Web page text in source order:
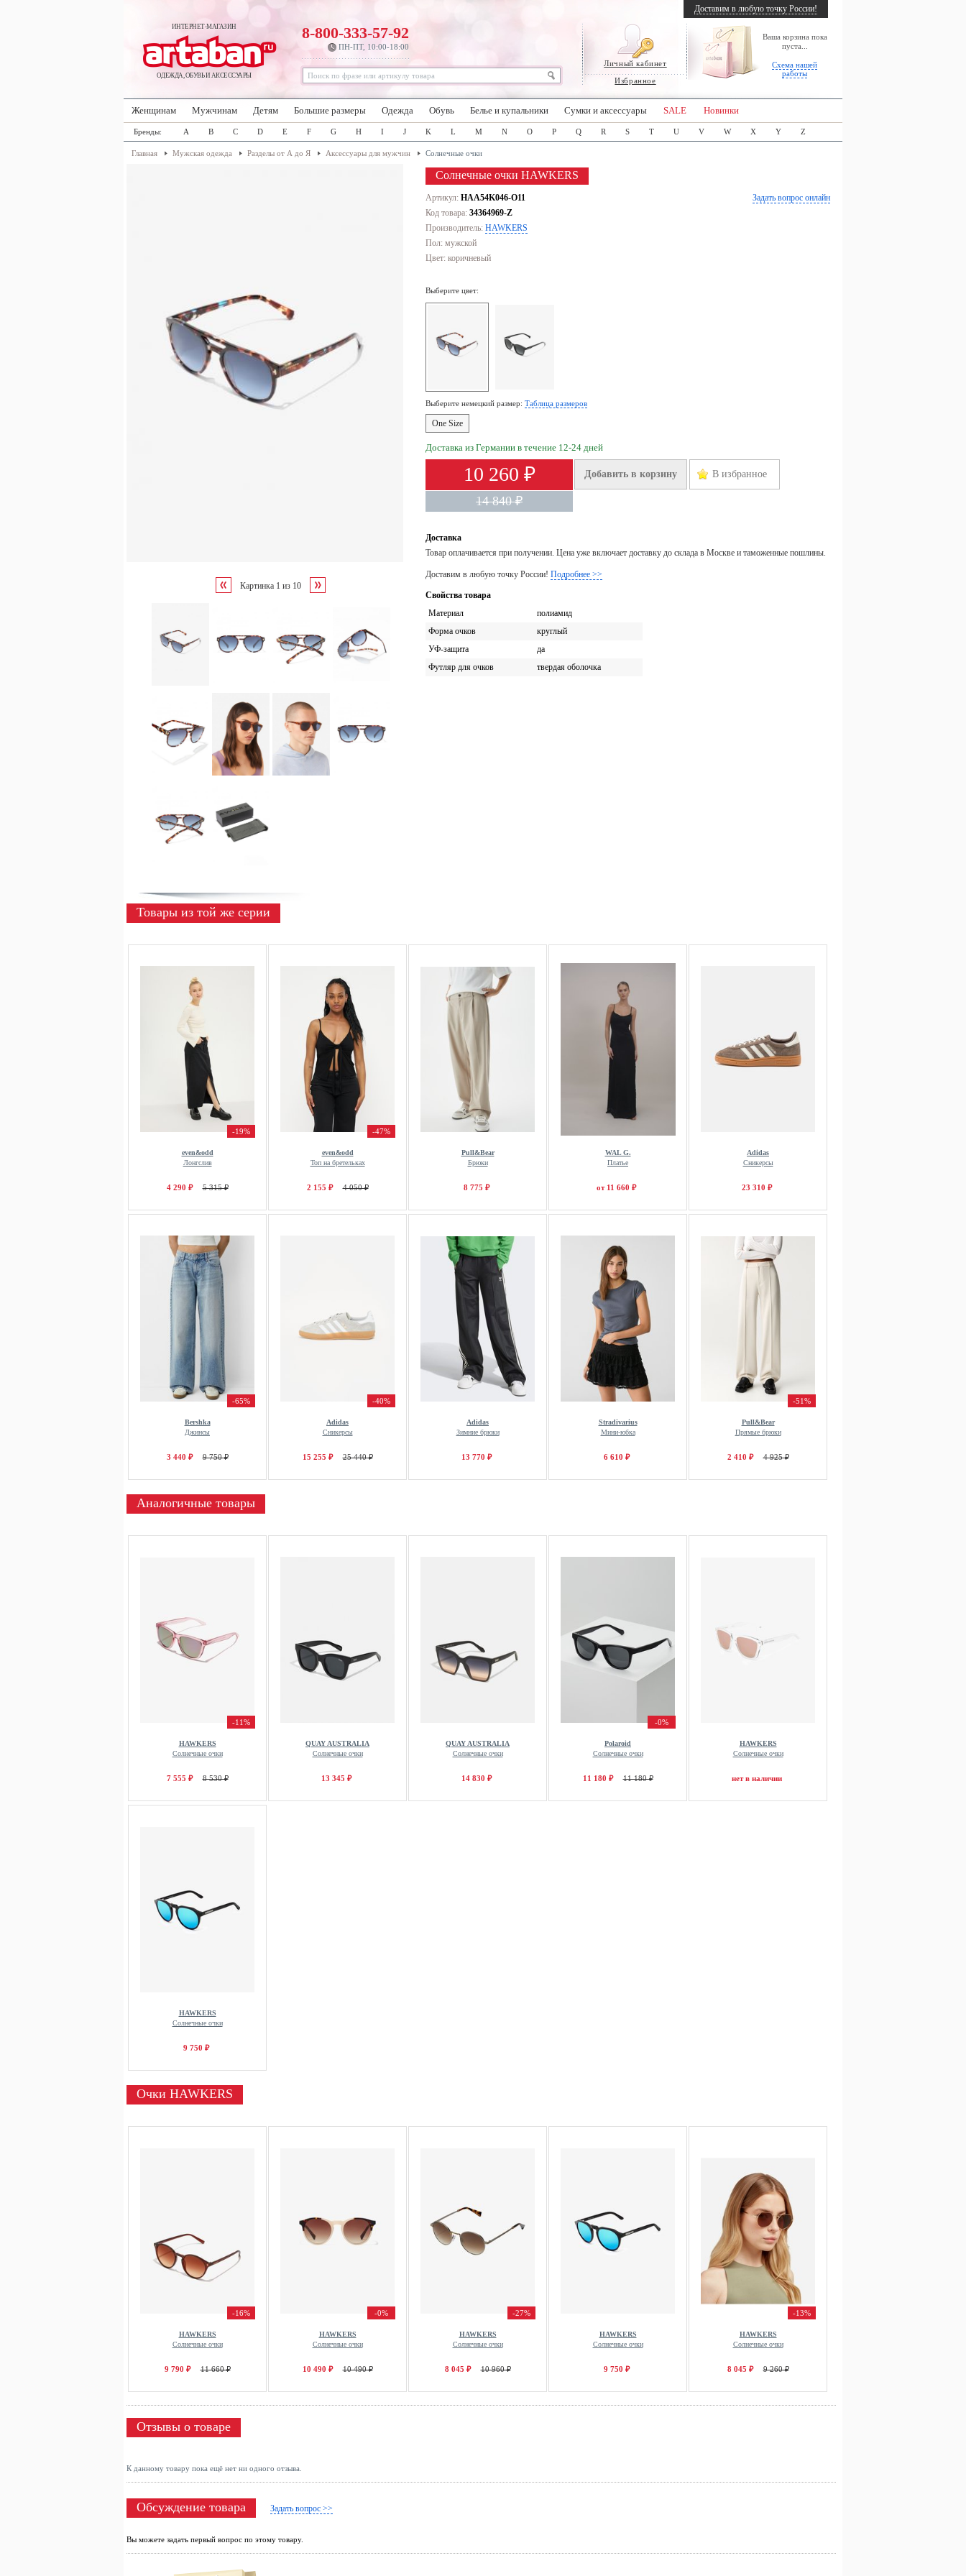
ИНТЕРНЕТ-МАГАЗИН
ОДЕЖДА, ОБУВЬ И АКСЕССУАРЫ
Личный кабинет
Избранное
Ваша корзина пока
пуста...
Схема нашей
работы
8-800-333-57-92
ПН-ПТ, 10:00-18:00
Доставим в любую точку России!
Женщинам Мужчинам Детям Большие размеры Одежда Обувь Белье и купальники Сумки и аксессуары SALE Новинки
Бренды: A B C D E F G H I J K L M N O P Q R S T U V W X Y Z
Главная Мужская одежда Разделы от А до Я Аксессуары для мужчин Солнечные очки
Картинка 1 из 10
Солнечные очки HAWKERS
Задать вопрос онлайн
Артикул: HAA54K046-O11
Код товара: 34364969-Z
Производитель: HAWKERS
Пол: мужской
Цвет: коричневый
Выберите цвет:
Выберите немецкий размер: Таблица размеров
One Size
Доставка из Германии в течение 12-24 дней
10 260 ₽ Добавить в корзину В избранное
14 840 ₽
Доставка
Товар оплачивается при получении. Цена уже включает доставку до склада в Москве и таможенные пошлины.
Доставим в любую точку России! Подробнее >>
Свойства товара
Материал
полиамид
Форма очков
круглый
УФ-защита
да
Футляр для очков
твердая оболочка
Товары из той же серии
-19%
even&odd
Лонгслив
4 290 ₽ 5 315 ₽
-47%
even&odd
Топ на бретельках
2 155 ₽ 4 050 ₽
Pull&Bear
Брюки
8 775 ₽
WAL G.
Платье
от 11 660 ₽
Adidas
Сникерсы
23 310 ₽
-65%
Bershka
Джинсы
3 440 ₽ 9 750 ₽
-40%
Adidas
Сникерсы
15 255 ₽ 25 440 ₽
Adidas
Зимние брюки
13 770 ₽
Stradivarius
Мини-юбка
6 610 ₽
-51%
Pull&Bear
Прямые брюки
2 410 ₽ 4 925 ₽
Аналогичные товары
-11%
HAWKERS
Солнечные очки
7 555 ₽ 8 530 ₽
QUAY AUSTRALIA
Солнечные очки
13 345 ₽
QUAY AUSTRALIA
Солнечные очки
14 830 ₽
-0%
Polaroid
Солнечные очки
11 180 ₽ 11 180 ₽
HAWKERS
Солнечные очки
нет в наличии
HAWKERS
Солнечные очки
9 750 ₽
Очки HAWKERS
-16%
HAWKERS
Солнечные очки
9 790 ₽ 11 660 ₽
-0%
HAWKERS
Солнечные очки
10 490 ₽ 10 490 ₽
-27%
HAWKERS
Солнечные очки
8 045 ₽ 10 960 ₽
HAWKERS
Солнечные очки
9 750 ₽
-13%
HAWKERS
Солнечные очки
8 045 ₽ 9 260 ₽
Отзывы о товаре
К данному товару пока ещё нет ни одного отзыва.
Обсуждение товара Задать вопрос >>
Вы можете задать первый вопрос по этому товару.